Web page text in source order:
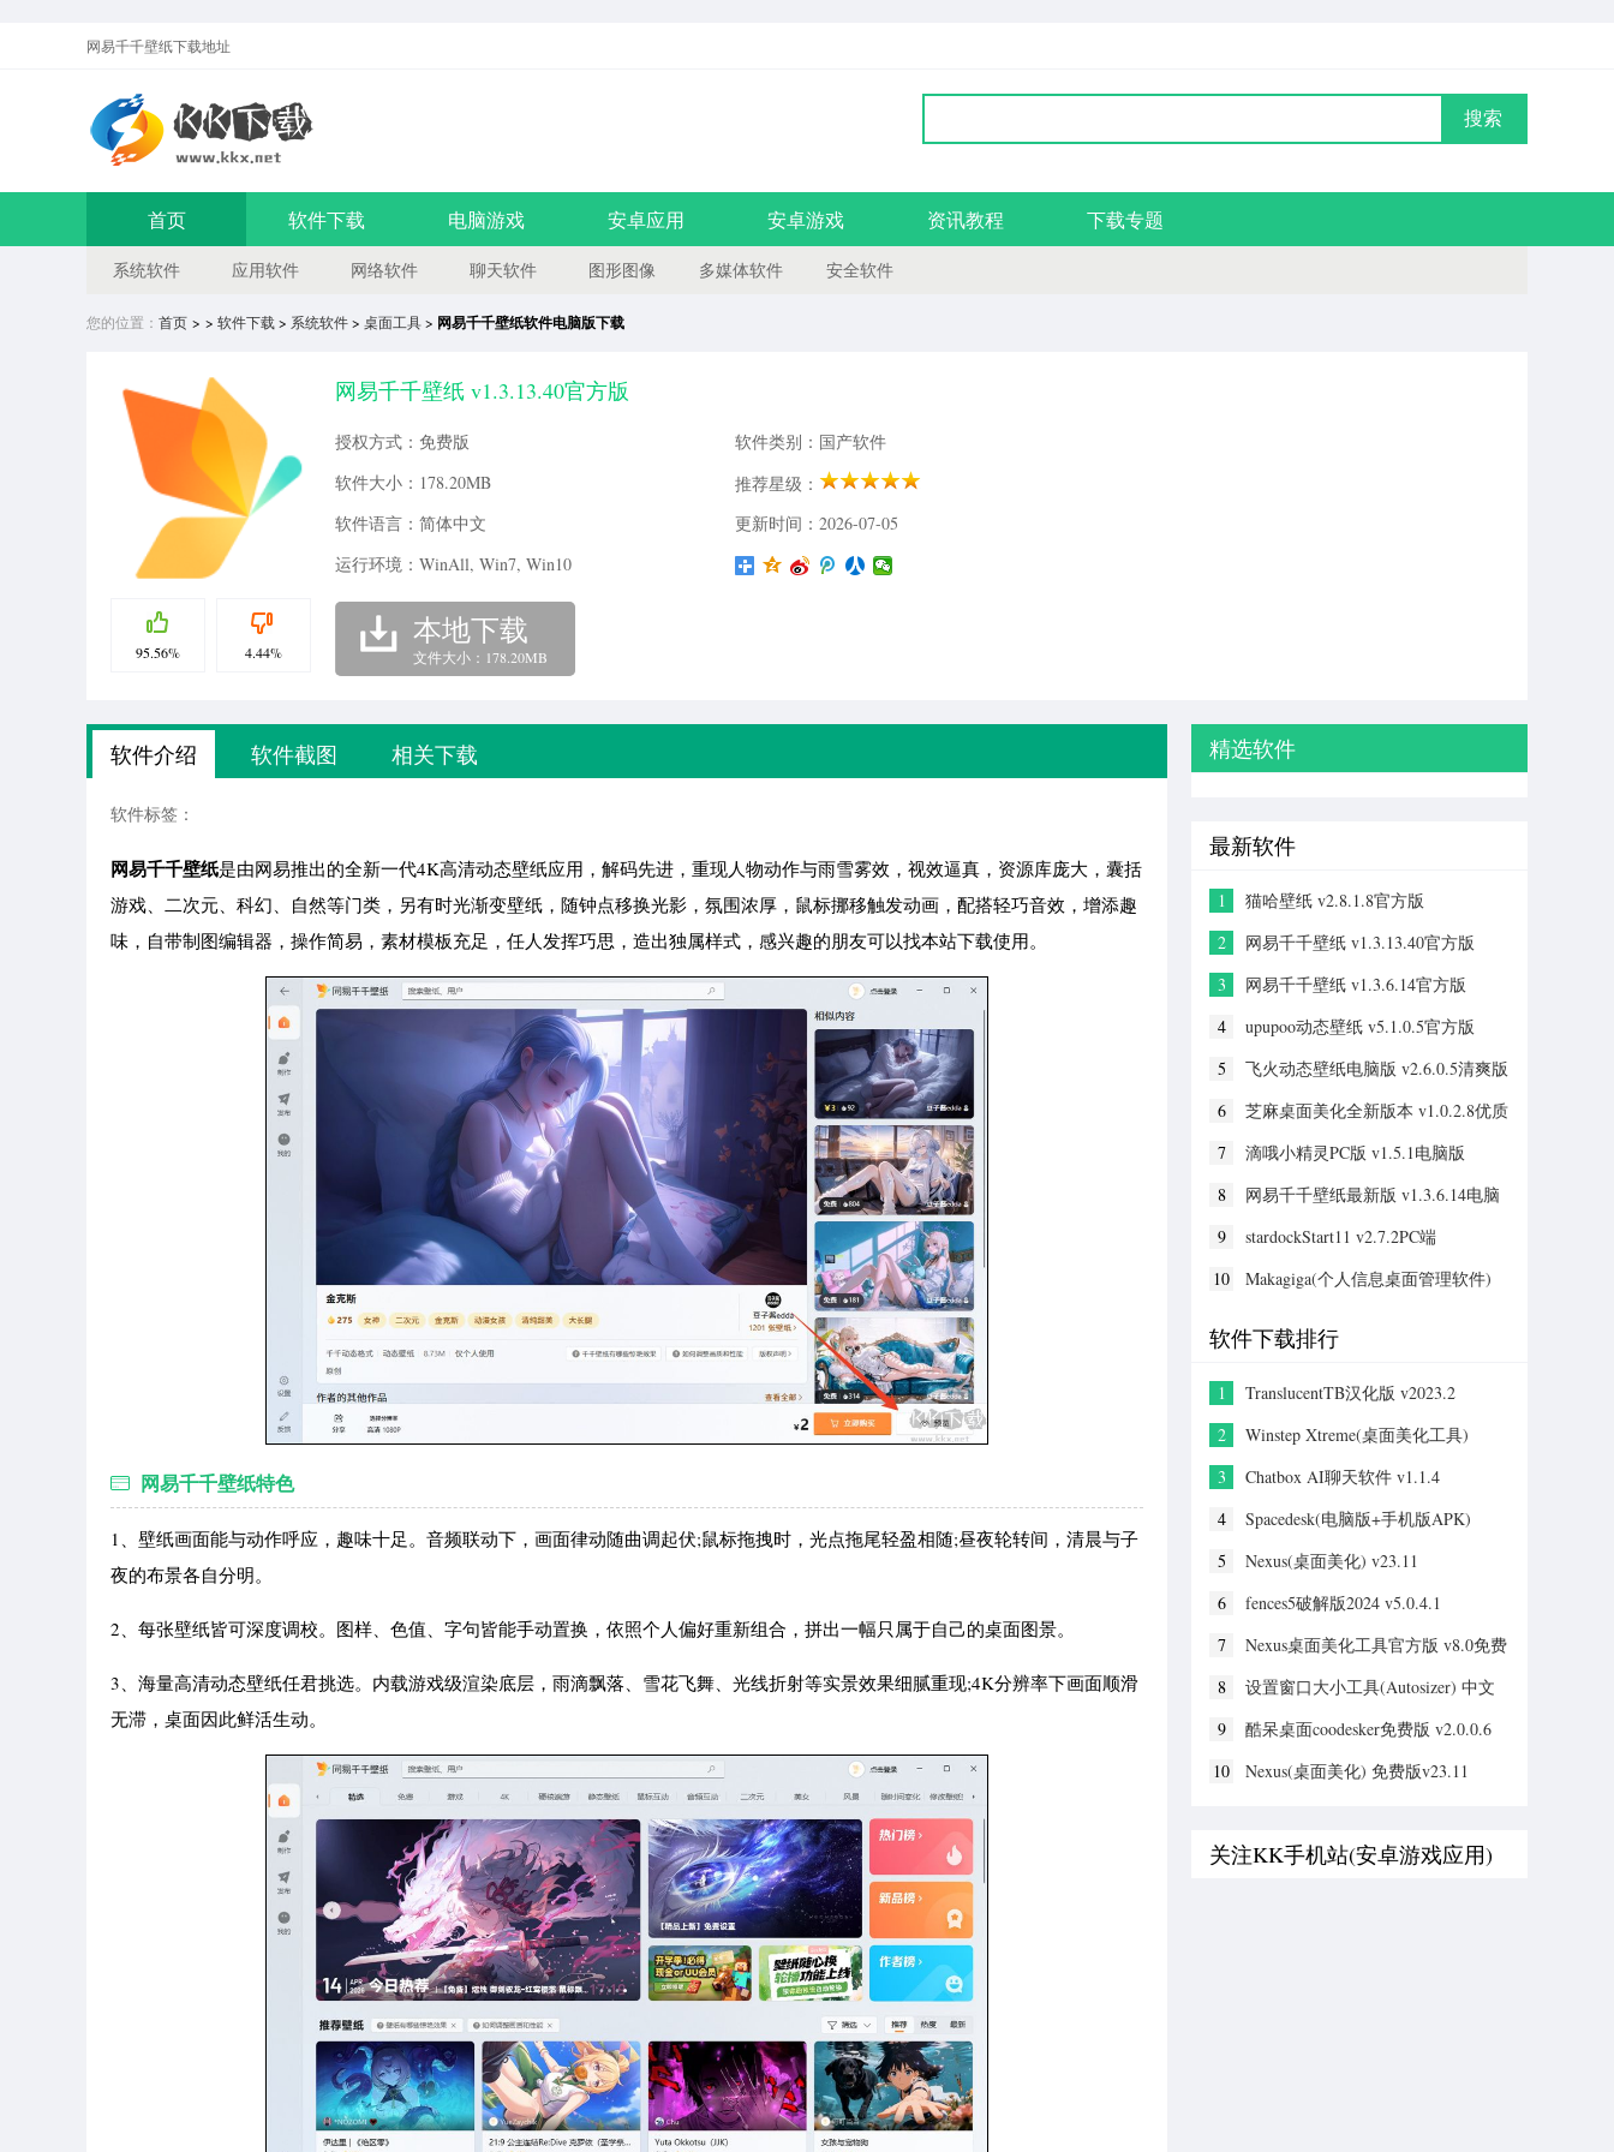
网易千千壁纸下载地址
搜索
首页 软件下载 电脑游戏 安卓应用 安卓游戏 资讯教程 下载专题
系统软件 应用软件 网络软件 聊天软件 图形图像 多媒体软件 安全软件
您的位置： 首页 > > 软件下载 > 系统软件> 桌面工具> 网易千千壁纸软件电脑版下载
95.56% 4.44%
网易千千壁纸 v1.3.13.40官方版
授权方式：免费版
软件类别：国产软件
软件大小：178.20MB
推荐星级：
软件语言：简体中文
更新时间：2026-07-05
运行环境：WinAll, Win7, Win10
本地下载
文件大小：178.20MB
软件介绍 软件截图 相关下载
软件标签：
网易千千壁纸是由网易推出的全新一代4K高清动态壁纸应用，解码先进，重现人物动作与雨雪雾效，视效逼真，资源库庞大，囊括
游戏、二次元、科幻、自然等门类，另有时光渐变壁纸，随钟点移换光影，氛围浓厚，鼠标挪移触发动画，配搭轻巧音效，增添趣
味，自带制图编辑器，操作简易，素材模板充足，任人发挥巧思，造出独属样式，感兴趣的朋友可以找本站下载使用。
网易千千壁纸特色
1、壁纸画面能与动作呼应，趣味十足。音频联动下，画面律动随曲调起伏;鼠标拖拽时，光点拖尾轻盈相随;昼夜轮转间，清晨与子
夜的布景各自分明。
2、每张壁纸皆可深度调校。图样、色值、字句皆能手动置换，依照个人偏好重新组合，拼出一幅只属于自己的桌面图景。
3、海量高清动态壁纸任君挑选。内载游戏级渲染底层，雨滴飘落、雪花飞舞、光线折射等实景效果细腻重现;4K分辨率下画面顺滑
无滞，桌面因此鲜活生动。
精选软件
最新软件
1
猫哈壁纸 v2.8.1.8官方版
2
网易千千壁纸 v1.3.13.40官方版
3
网易千千壁纸 v1.3.6.14官方版
4
upupoo动态壁纸 v5.1.0.5官方版
5
飞火动态壁纸电脑版 v2.6.0.5清爽版
6
芝麻桌面美化全新版本 v1.0.2.8优质
7
滴哦小精灵PC版 v1.5.1电脑版
8
网易千千壁纸最新版 v1.3.6.14电脑
9
stardockStart11 v2.7.2PC端
10
Makagiga(个人信息桌面管理软件)
软件下载排行
1
TranslucentTB汉化版 v2023.2
2
Winstep Xtreme(桌面美化工具)
3
Chatbox AI聊天软件 v1.1.4
4
Spacedesk(电脑版+手机版APK)
5
Nexus(桌面美化) v23.11
6
fences5破解版2024 v5.0.4.1
7
Nexus桌面美化工具官方版 v8.0免费
8
设置窗口大小工具(Autosizer) 中文
9
酷呆桌面coodesker免费版 v2.0.0.6
10
Nexus(桌面美化) 免费版v23.11
关注KK手机站(安卓游戏应用)